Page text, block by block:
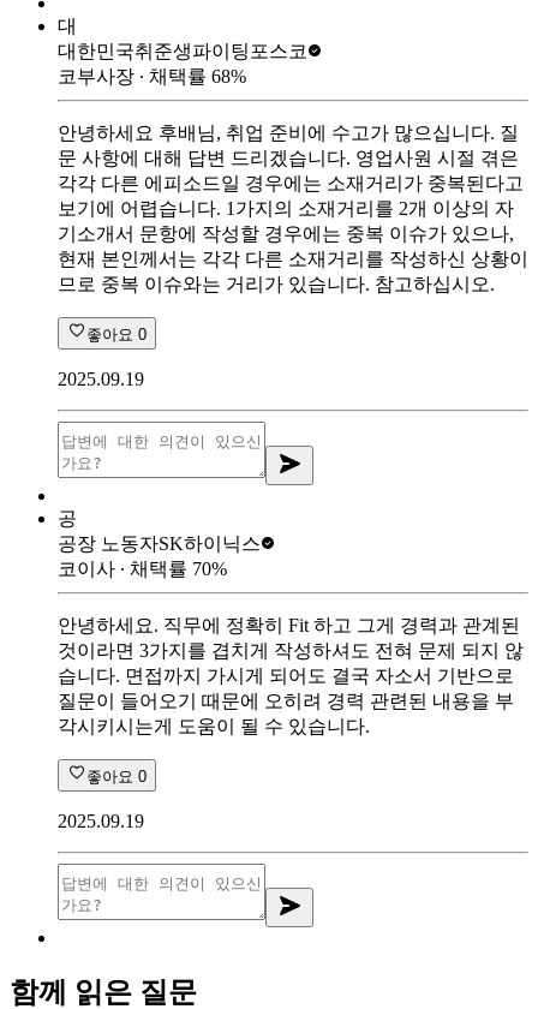
대
대한민국취준생파이팅 포스코
코부사장 ∙ 채택률 68%
안녕하세요 후배님, 취업 준비에 수고가 많으십니다. 질
문 사항에 대해 답변 드리겠습니다. 영업사원 시절 겪은
각각 다른 에피소드일 경우에는 소재거리가 중복된다고
보기에 어렵습니다. 1가지의 소재거리를 2개 이상의 자
기소개서 문항에 작성할 경우에는 중복 이슈가 있으나,
현재 본인께서는 각각 다른 소재거리를 작성하신 상황이
므로 중복 이슈와는 거리가 있습니다. 참고하십시오.
좋아요 0
2025.09.19
공
공장 노동자SK하이닉스
코이사 ∙ 채택률 70%
안녕하세요. 직무에 정확히 Fit 하고 그게 경력과 관계된
것이라면 3가지를 겹치게 작성하셔도 전혀 문제 되지 않
습니다. 면접까지 가시게 되어도 결국 자소서 기반으로
질문이 들어오기 때문에 오히려 경력 관련된 내용을 부
각시키시는게 도움이 될 수 있습니다.
좋아요 0
2025.09.19
함께 읽은 질문